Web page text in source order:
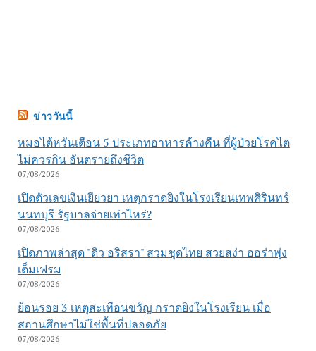
ข่าววันนี้
หมอไต้หวันเตือน 5 ประเภทอาหารค้างคืน ที่ผู้ป่วยโรคไต
ไม่ควรกิน อันตรายถึงชีวิต
07/08/2026
เปิดตัวเลขเงินเยียวยา เหตุกราดยิงในโรงเรียนเทพศิรินทร์
นนทบุรี รัฐบาลจ่ายเท่าไหร่?
07/08/2026
เปิดภาพล่าสุด "ดิว อริสรา" สวมชุดไทย สวยสง่า ออร่าพุ่ง
เต็มเฟรม
07/08/2026
ย้อนรอย 3 เหตุสะเทือนขวัญ กราดยิงในโรงเรียน เมื่อ
สถานศึกษาไม่ใช่พื้นที่ปลอดภัย
07/08/2026